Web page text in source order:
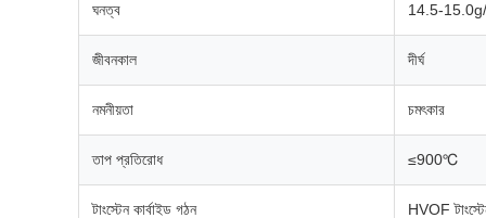
ঘনত্ব 14.5-
জীবনকাল দীর্ঘ
নমনীয়তা চমৎকার
তাপ প্রতিরোধ ≤900℃
টাংস্টেন কার্বাইড গঠন HVOF